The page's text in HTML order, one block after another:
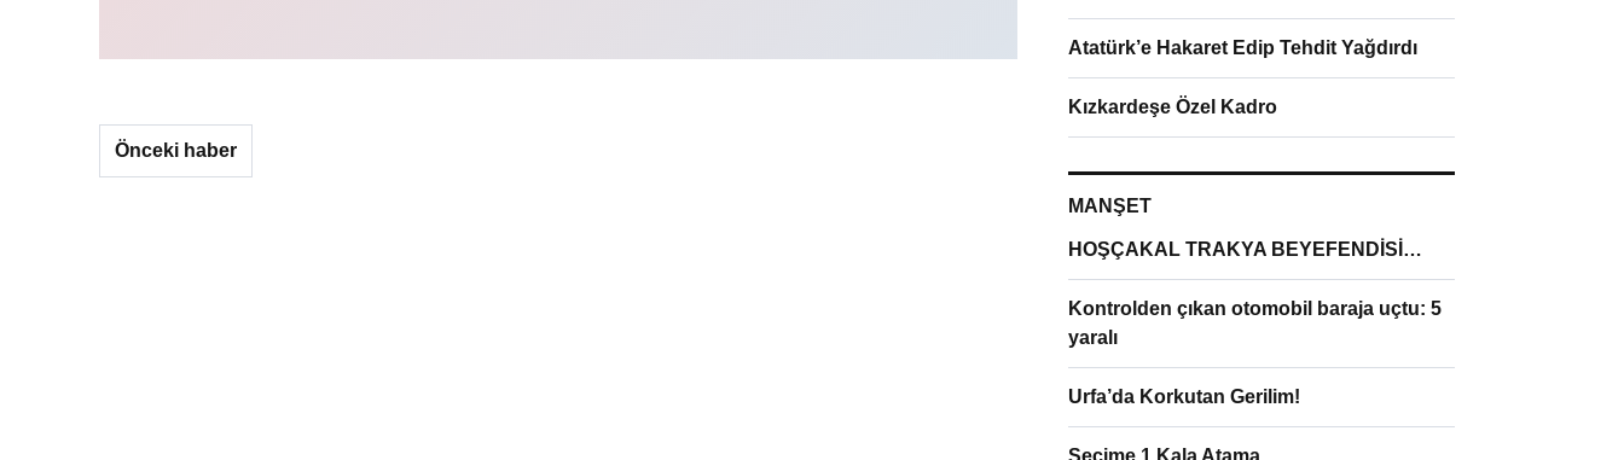
Önceki haber
Atatürk’e Hakaret Edip Tehdit Yağdırdı
Kızkardeşe Özel Kadro
MANŞET
HOŞÇAKAL TRAKYA BEYEFENDİSİ…
Kontrolden çıkan otomobil baraja uçtu: 5
yaralı
Urfa’da Korkutan Gerilim!
Seçime 1 Kala Atama